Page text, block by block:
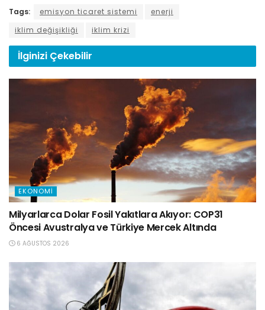
Tags: emisyon ticaret sistemi
enerji
iklim değişikliği
iklim krizi
İlginizi Çekebilir
EKONOMI
Milyarlarca Dolar Fosil Yakıtlara Akıyor: COP31
Öncesi Avustralya ve Türkiye Mercek Altında
6 AĞUSTOS 2026